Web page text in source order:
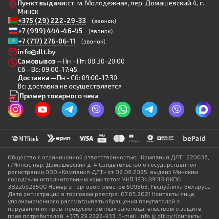
Пункт выдачи:ст. м. Молодежная, пер. Домашевский 4, г.
Минск
+375 (29) 222-29-33
(звонок)
+7 (999) 444-46-45 (звонок)
+7 (717) 276-06-11 (звонок)
info@dlt.by
Самовывоз —Пн - Пт: 08:30-20:00
Сб - Вс: 09:00-17:45
Доставка —Пн - Сб: 09:00-17:30
Вс: доставка не осуществляется
Пример товарного чека
Общество с ограниченной ответственностью "Компания ДЛТ" 220036,
г.Минск, пер. Домашевский д. 4 Свидетельство о государственной
регистрации ООО «Компания ДЛТ» от 02.06.2025, выдано Минским
городским исполнительным комитетом УНП 193489118 ОКПО
38226623500 Номер в Торговом реестре 509563, Республика Беларусь
Дата регистрации в торговом реестре: 07.05.2021 Контакты лица,
уполномоченного рассматривать обращения покупателей о
нарушении их прав, предусмотренных законодательством о защите
прав потребителей: +375 29 2222-933; E-mail: info @ dlt.by Контакты